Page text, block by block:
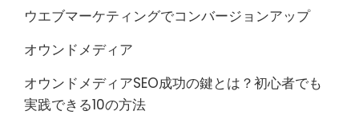
ウエブマーケティングでコンバージョンアップ
オウンドメディア
オウンドメディアSEO成功の鍵とは？初心者でも
実践できる10の方法